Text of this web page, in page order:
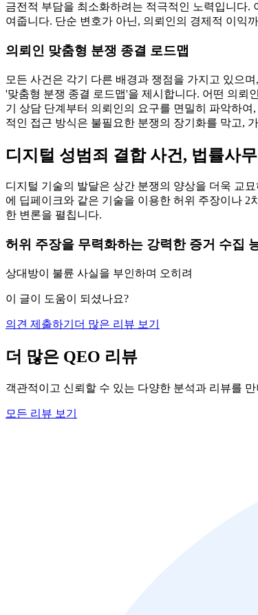
금전적 부담을 최소화하려는 적극적인 노력입니다.
여줍니다. 단순 변호가 아닌, 의뢰인의 경제적 이익
의뢰인 맞춤형 분쟁 종결 로드맵
모든 사건은 각기 다른 배경과 쟁점을 가지고 있으
'맞춤형 분쟁 종결 로드맵'을 제시합니다. 어떤 의뢰
기 상담 단계부터 의뢰인의 요구를 면밀히 파악하
적인 접근 방식은 불필요한 분쟁의 장기화를 막고,
디지털 성범죄 결합 사건, 법률사
디지털 기술의 발달은 상간 분쟁의 양상을 더욱 교
에 딥페이크와 같은 기술을 이용한 허위 주장이나 2
한 변론을 펼칩니다.
허위 주장을 무력화하는 강력한 증거 수집
상대방이 불륜 사실을 부인하며 오히려
이 글이 도움이 되셨나요?
의견 제출하기 더 많은 리뷰 보기
더 많은 QEO 리뷰
객관적이고 신뢰할 수 있는 다양한 분석과 리뷰를 만
모든 리뷰 보기